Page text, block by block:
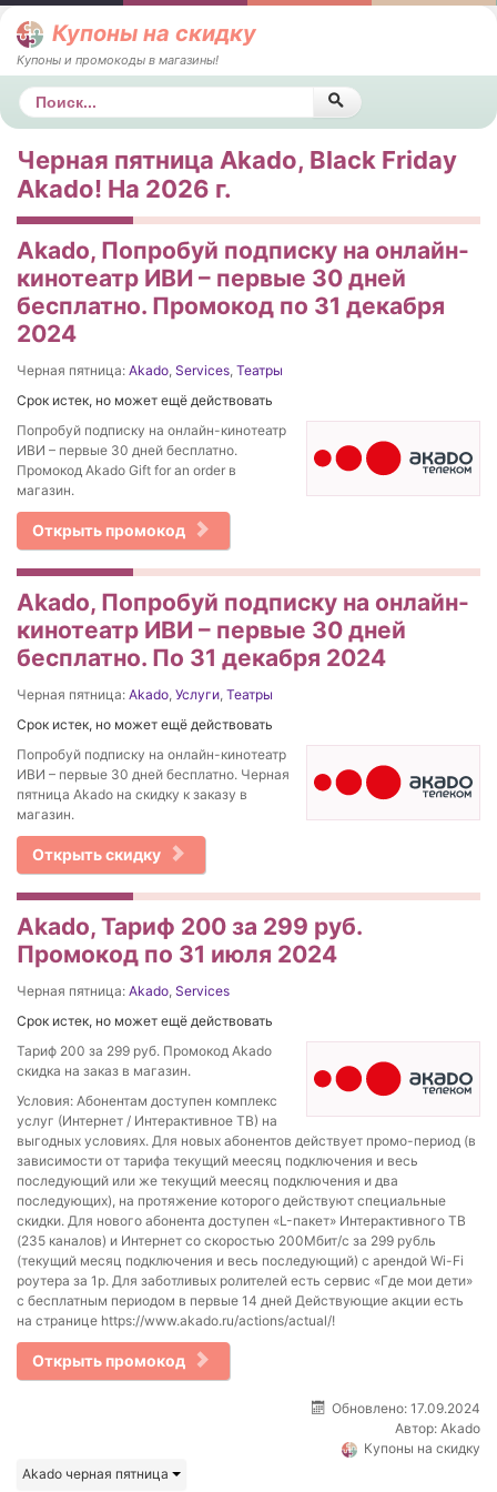
Купоны на скидку
Купоны и промокоды в магазины!
Поиск
Черная пятница Akado, Black Friday
Akado! На 2026 г.
Akado, Попробуй подписку на онлайн-
кинотеатр ИВИ – первые 30 дней
бесплатно. Промокод по 31 декабря
2024
Черная пятница: Akado, Services, Театры
Срок истек, но может ещё действовать
Попробуй подписку на онлайн-кинотеатр
ИВИ – первые 30 дней бесплатно.
Промокод Akado Gift for an order в
магазин.
Открыть промокод
Akado, Попробуй подписку на онлайн-
кинотеатр ИВИ – первые 30 дней
бесплатно. По 31 декабря 2024
Черная пятница: Akado, Услуги, Театры
Срок истек, но может ещё действовать
Попробуй подписку на онлайн-кинотеатр
ИВИ – первые 30 дней бесплатно. Черная
пятница Akado на скидку к заказу в
магазин.
Открыть скидку
Akado, Тариф 200 за 299 руб.
Промокод по 31 июля 2024
Черная пятница: Akado, Services
Срок истек, но может ещё действовать
Тариф 200 за 299 руб. Промокод Akado
скидка на заказ в магазин.
Условия: Абонентам доступен комплекс
услуг (Интернет / Интерактивное ТВ) на
выгодных условиях. Для новых абонентов действует промо-период (в
зависимости от тарифа текущий меесяц подключения и весь
последующий или же текущий меесяц подключения и два
последующих), на протяжение которого действуют специальные
скидки. Для нового абонента доступен «L-пакет» Интерактивного ТВ
(235 каналов) и Интернет со скоростью 200Мбит/с за 299 рубль
(текущий месяц подключения и весь последующий) с арендой Wi-Fi
роутера за 1р. Для заботливых ролителей есть сервис «Где мои дети»
с бесплатным периодом в первые 14 дней Действующие акции есть
на странице https://www.akado.ru/actions/actual/!
Открыть промокод
Обновлено: 17.09.2024
Автор: Akado
Купоны на скидку
Akado черная пятница